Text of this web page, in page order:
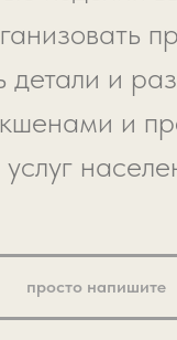
и
и
просто напишите